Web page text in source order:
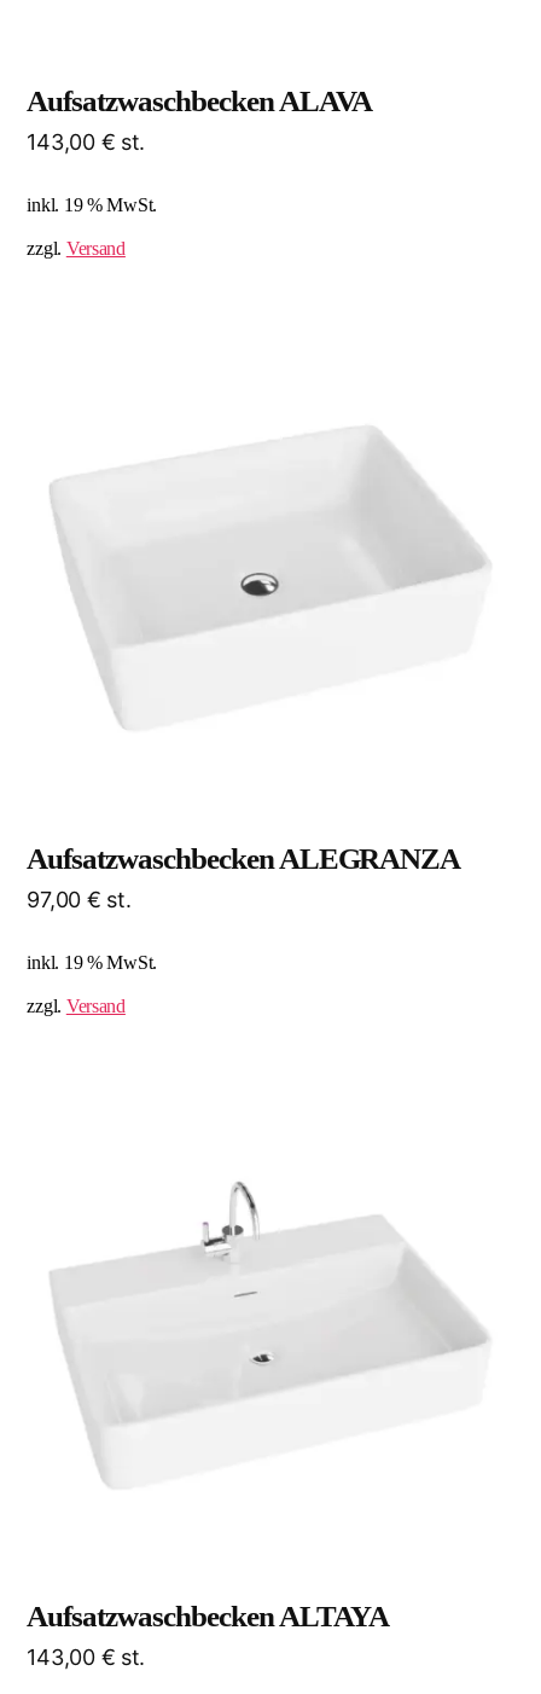
Aufsatzwaschbecken ALAVA
143,00 € st.
inkl. 19 % MwSt.
zzgl. Versand
Aufsatzwaschbecken ALEGRANZA
97,00 € st.
inkl. 19 % MwSt.
zzgl. Versand
Aufsatzwaschbecken ALTAYA
143,00 € st.